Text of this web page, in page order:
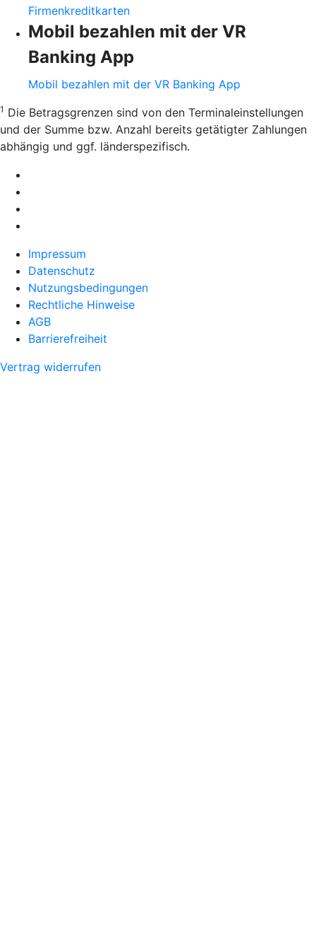
Firmenkreditkarten
Mobil bezahlen mit der VR
Banking App
Mobil bezahlen mit der VR Banking App
1 Die Betragsgrenzen sind von den Terminaleinstellungen
und der Summe bzw. Anzahl bereits getätigter Zahlungen
abhängig und ggf. länderspezifisch.
Impressum
Datenschutz
Nutzungsbedingungen
Rechtliche Hinweise
AGB
Barrierefreiheit
Vertrag widerrufen